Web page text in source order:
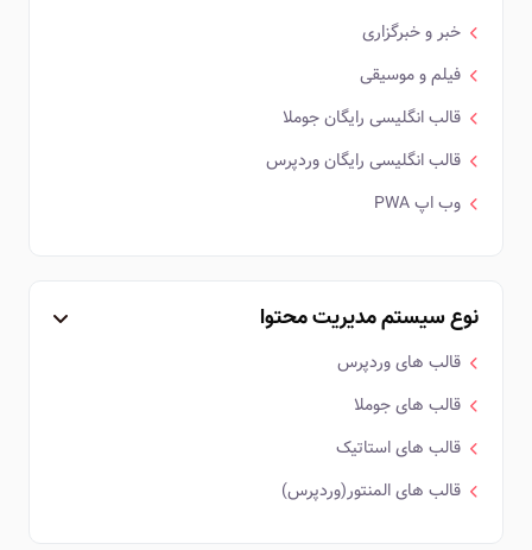
خبر و خبرگزاری
فیلم و موسیقی
قالب انگلیسی رایگان جوملا
قالب انگلیسی رایگان وردپرس
وب اپ PWA
نوع سیستم مدیریت محتوا
قالب های وردپرس
قالب های جوملا
قالب های استاتیک
قالب های المنتور(وردپرس)